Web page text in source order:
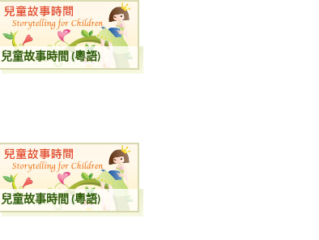
兒童故事時間 (粵語)
兒童故事時間 (粵語)